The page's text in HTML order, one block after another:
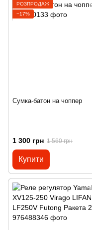
РОЗПРОДАЖ
−17%
Сумка-батон на чоппер
1 300 грн 1 560 грн
Купити